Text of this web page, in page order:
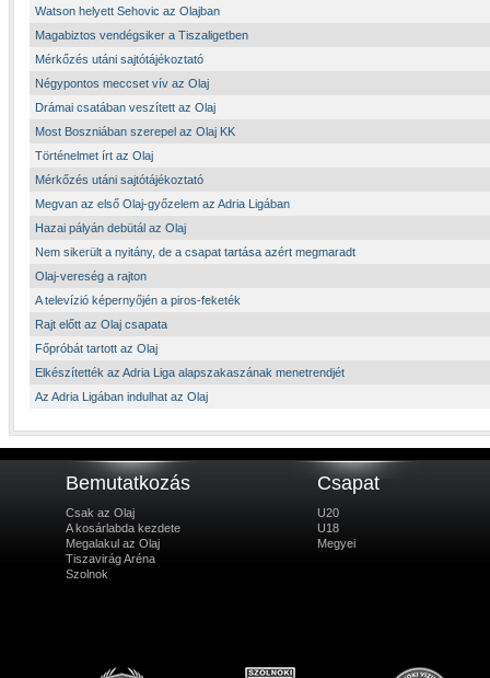
Watson helyett Sehovic az Olajban
Magabiztos vendégsiker a Tiszaligetben
Mérkőzés utáni sajtótájékoztató
Négypontos meccset vív az Olaj
Drámai csatában veszített az Olaj
Most Boszniában szerepel az Olaj KK
Történelmet írt az Olaj
Mérkőzés utáni sajtótájékoztató
Megvan az első Olaj-győzelem az Adria Ligában
Hazai pályán debütál az Olaj
Nem sikerült a nyitány, de a csapat tartása azért megmaradt
Olaj-vereség a rajton
A televízió képernyőjén a piros-feketék
Rajt előtt az Olaj csapata
Főpróbát tartott az Olaj
Elkészítették az Adria Liga alapszakaszának menetrendjét
Az Adria Ligában indulhat az Olaj
Bemutatkozás
Csak az Olaj
A kosárlabda kezdete
Megalakul az Olaj
Tiszavirág Aréna
Szolnok
Csapat
U20
U18
Megyei